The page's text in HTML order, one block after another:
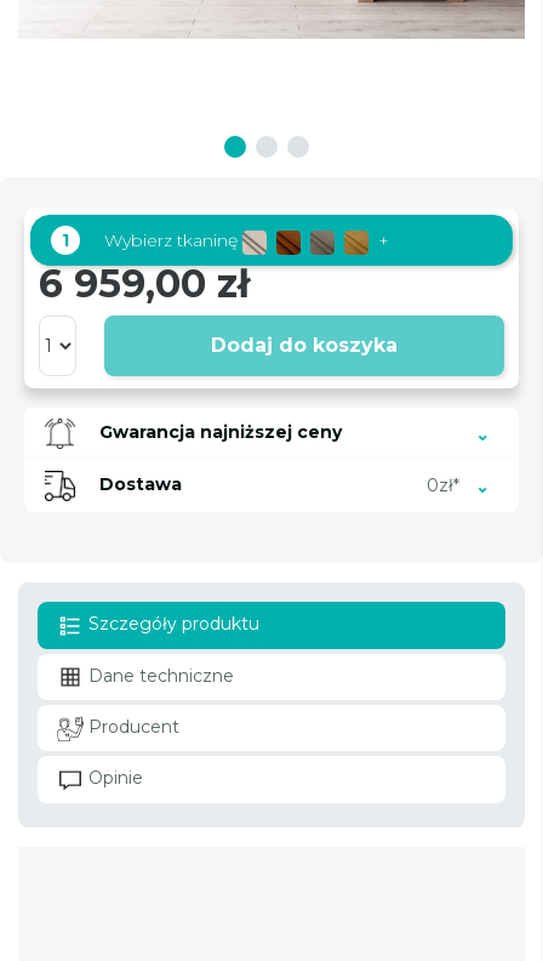
1 Wybierz tkaninę +
6 959,00 zł
Dodaj do koszyka
Gwarancja najniższej ceny
Dostawa 0zł*
Szczegóły produktu
Dane techniczne
Producent
Opinie